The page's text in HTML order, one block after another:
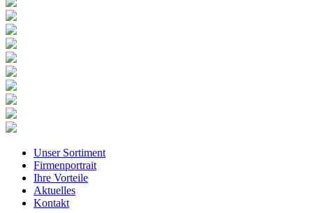
Unser Sortiment
Firmenportrait
Ihre Vorteile
Aktuelles
Kontakt